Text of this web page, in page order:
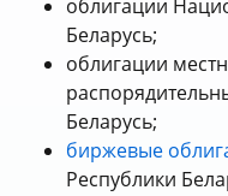
облигации
Беларусь;
облигации
Беларусь;
биржевые
Республики